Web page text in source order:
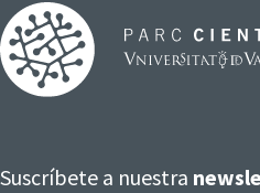
Suscríbete a nuestra